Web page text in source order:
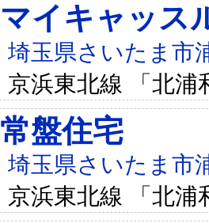
マイキャッス
埼玉県さいたま市
京浜東北線 「北浦
常盤住宅
埼玉県さいたま市
京浜東北線 「北浦